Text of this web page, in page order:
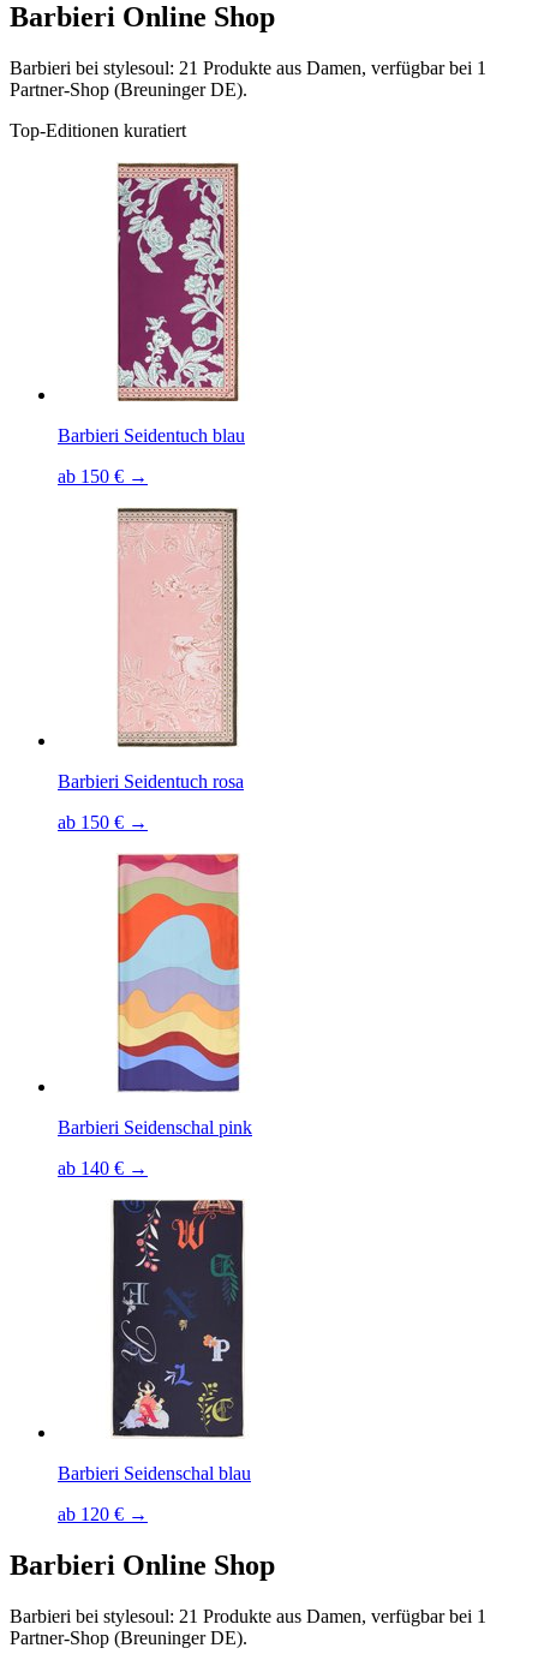
Barbieri Online Shop
Barbieri bei stylesoul: 21 Produkte aus Damen, verfügbar bei 1
Partner-Shop (Breuninger DE).
Top-Editionen kuratiert
Barbieri Seidentuch blau
ab 150 € →
Barbieri Seidentuch rosa
ab 150 € →
Barbieri Seidenschal pink
ab 140 € →
Barbieri Seidenschal blau
ab 120 € →
Barbieri Online Shop
Barbieri bei stylesoul: 21 Produkte aus Damen, verfügbar bei 1
Partner-Shop (Breuninger DE).